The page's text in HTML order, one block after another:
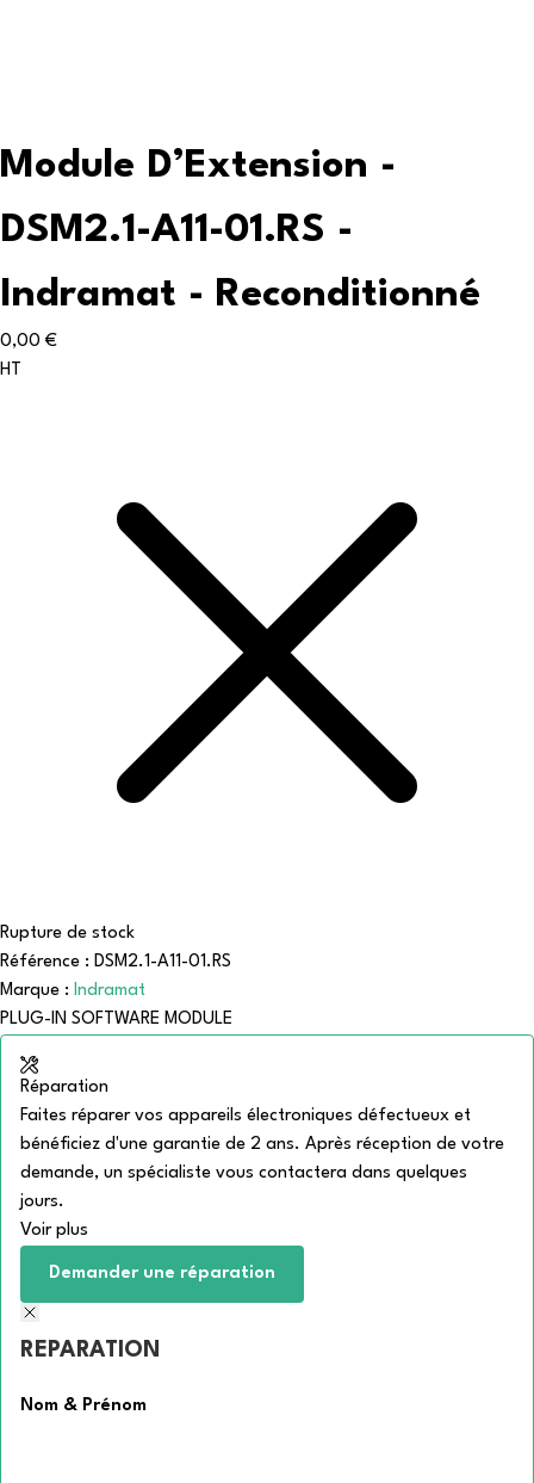
Module D’Extension -
DSM2.1-A11-01.RS -
Indramat - Reconditionné
0,00 €
HT
Rupture de stock
Référence : DSM2.1-A11-01.RS
Marque : Indramat
PLUG-IN SOFTWARE MODULE
Réparation
Faites réparer vos appareils électroniques défectueux et
bénéficiez d'une garantie de 2 ans. Après réception de votre
demande, un spécialiste vous contactera dans quelques
jours.
Voir plus
Demander une réparation
REPARATION
Nom & Prénom